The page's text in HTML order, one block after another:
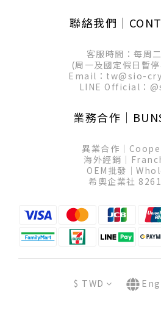
聯絡我們
客服時間：每周
(周一及國定假日暫
Email：tw@sio-
LINE Official：
業務合作
異業合作
海外經銷
OEM批發
希奧企業社
$ TWD